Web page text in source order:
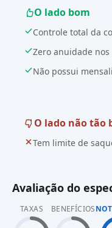
O lado bom
Controle total da
Zero anuidade
Não possui
O lado não tão
Tem limite de
Avaliação do
TAXAS BENEFÍCIOS